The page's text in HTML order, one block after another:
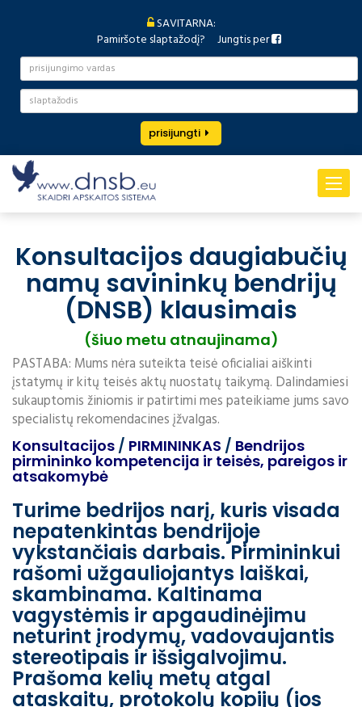
SAVITARNA:
Pamiršote slaptažodį?
Jungtis per
prisijungti
Toggle
Konsultacijos daugiabučių
namų savininkų bendrijų
(DNSB) klausimais
(šiuo metu atnaujinama)
PASTABA: Mums nėra suteikta teisė oficialiai aiškinti
įstatymų ir kitų teisės aktų nuostatų taikymą. Dalindamiesi
sukauptomis žiniomis ir patirtimi mes pateikiame jums savo
specialistų rekomendacines įžvalgas.
Konsultacijos / PIRMININKAS / Bendrijos
pirmininko kompetencija ir teisės, pareigos ir
atsakomybė
Turime bedrijos narį, kuris visada
nepatenkintas bendrijoje
vykstančiais darbais. Pirmininkui
rašomi užgauliojantys laiškai,
skambinama. Kaltinama
vagystėmis ir apgaudinėjimu
neturint įrodymų, vadovaujantis
stereotipais ir išsigalvojimu.
Prašoma kelių metų atgal
ataskaitų, protokolų kopijų (jos